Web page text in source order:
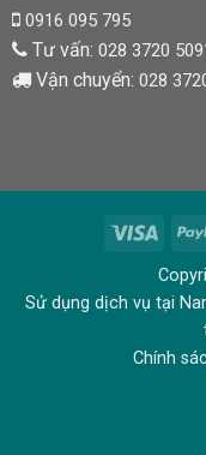
0916 095 795
Tư vấn: 028 3720
Vận chuyển: 028
Sử dụng dịch vụ tại
Chính